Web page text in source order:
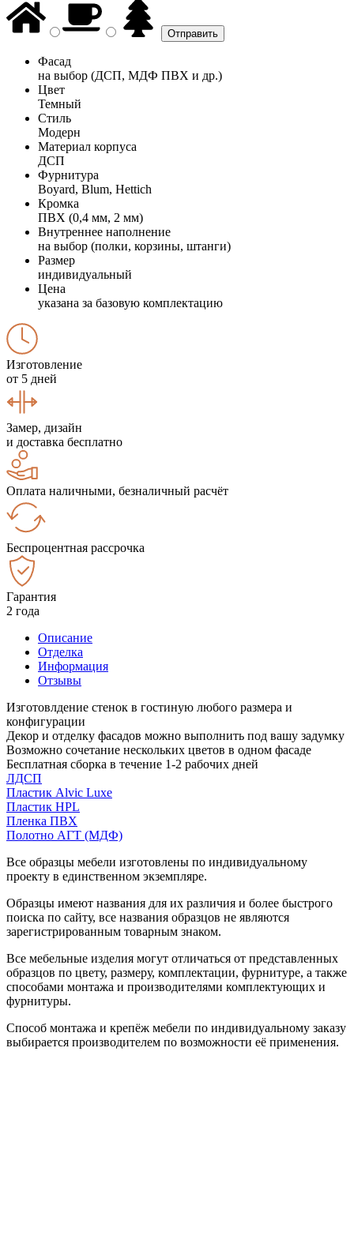
Фасад
на выбор (ДСП, МДФ ПВХ и др.)
Цвет
Темный
Стиль
Модерн
Материал корпуса
ДСП
Фурнитура
Boyard, Blum, Hettich
Кромка
ПВХ (0,4 мм, 2 мм)
Внутреннее наполнение
на выбор (полки, корзины, штанги)
Размер
индивидуальный
Цена
указана за базовую комплектацию
Изготовление
от 5 дней
Замер, дизайн
и доставка бесплатно
Оплата наличными, безналичный расчёт
Беспроцентная рассрочка
Гарантия
2 года
Описание
Отделка
Информация
Отзывы
Изготовлдение стенок в гостиную любого размера и
конфигурации
Декор и отделку фасадов можно выполнить под вашу задумку
Возможно сочетание нескольких цветов в одном фасаде
Бесплатная сборка в течение 1-2 рабочих дней
ЛДСП
Пластик Alvic Luxe
Пластик HPL
Пленка ПВХ
Полотно АГТ (МДФ)
Все образцы мебели изготовлены по индивидуальному
проекту в единственном экземпляре.
Образцы имеют названия для их различия и более быстрого
поиска по сайту, все названия образцов не являются
зарегистрированным товарным знаком.
Все мебельные изделия могут отличаться от представленных
образцов по цвету, размеру, комплектации, фурнитуре, а также
способами монтажа и производителями комплектующих и
фурнитуры.
Способ монтажа и крепёж мебели по индивидуальному заказу
выбирается производителем по возможности её применения.